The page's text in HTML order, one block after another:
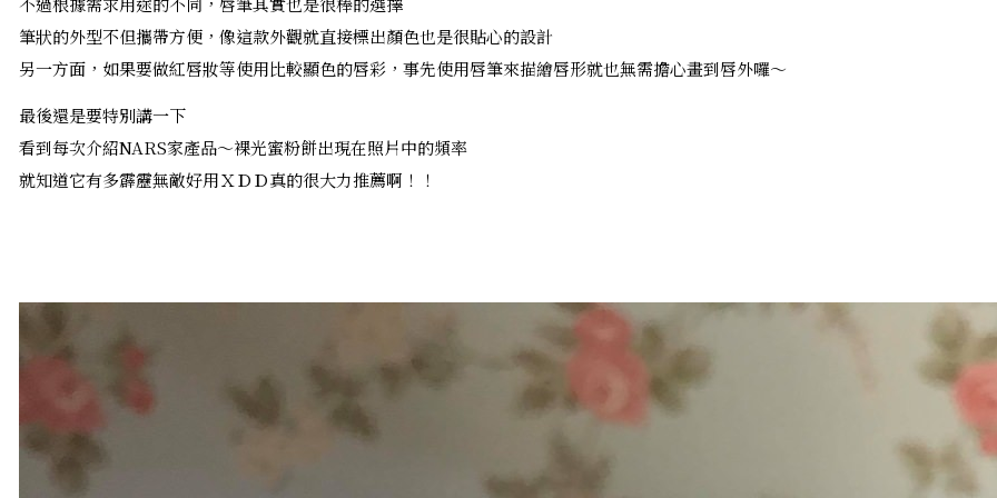
筆狀的外型不但攜帶方便，像這款外觀就直接標出顏色也是很貼心的設計
另一方面，如果要做紅唇妝等使用比較顯色的唇彩，事先使用唇筆來描繪唇形就也無需擔心畫到唇外囉～
最後還是要特別講一下
看到每次介紹NARS家產品～裸光蜜粉餅出現在照片中的頻率
就知道它有多霹靂無敵好用ＸＤＤ真的很大力推薦啊！！